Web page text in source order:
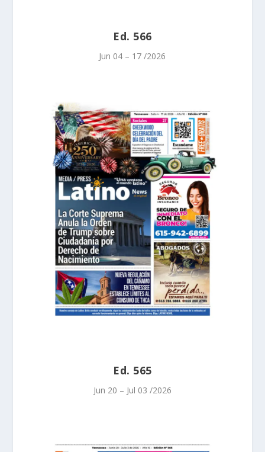
Ed. 566
Jun 04 – 17 /2026
Ed. 565
Jun 20 – Jul 03 /2026